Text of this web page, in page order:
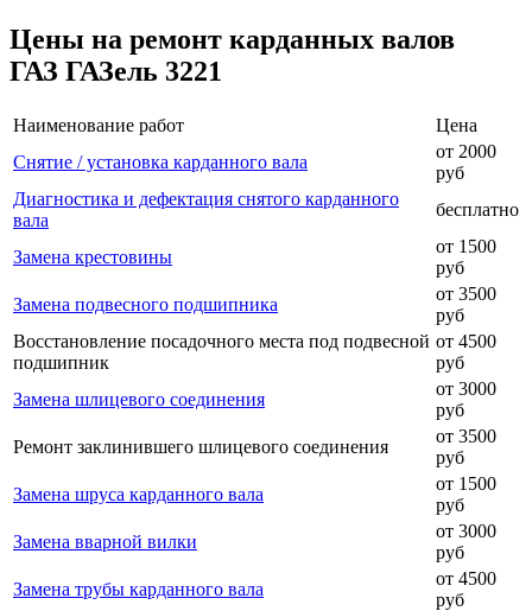
Цены на ремонт карданных валов
ГАЗ ГАЗель 3221
Наименование работ
Цена
Снятие / установка карданного вала
от 2000
руб
Диагностика и дефектация снятого карданного
вала
бесплатно
Замена крестовины
от 1500
руб
Замена подвесного подшипника
от 3500
руб
Восстановление посадочного места под подвесной
подшипник
от 4500
руб
Замена шлицевого соединения
от 3000
руб
Ремонт заклинившего шлицевого соединения
от 3500
руб
Замена шруса карданного вала
от 1500
руб
Замена вварной вилки
от 3000
руб
Замена трубы карданного вала
от 4500
руб